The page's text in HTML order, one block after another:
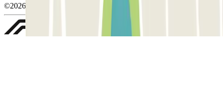
©2026 Parclick. Tous droits réservés